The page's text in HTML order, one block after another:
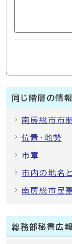
同じ階層の情報
南房総市市
位置・地勢
市章
市内の地名
南房総市民
総務部秘書広